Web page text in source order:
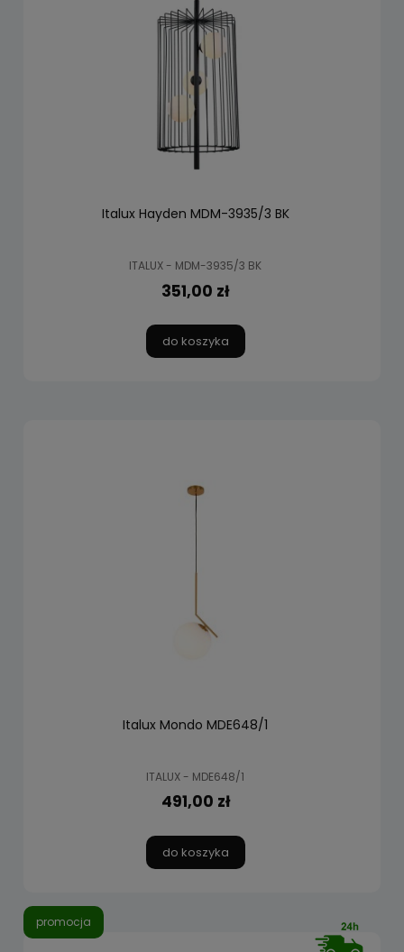
Italux Hayden MDM-3935/3 BK
ITALUX - MDM-3935/3 BK
351,00 zł
do koszyka
Italux Mondo MDE648/1
ITALUX - MDE648/1
491,00 zł
do koszyka
promocja